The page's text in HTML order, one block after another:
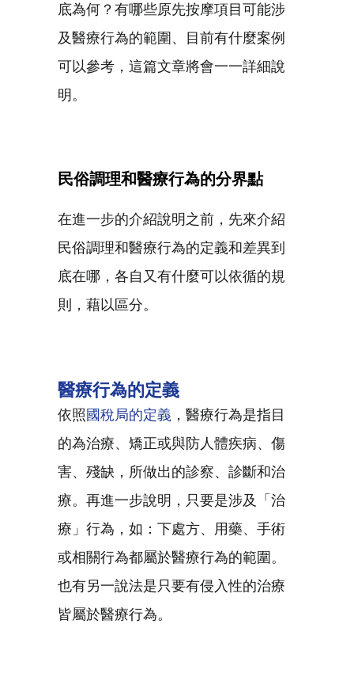
底為何？有哪些原先按摩項目可能涉
及醫療行為的範圍、目前有什麼案例
可以參考，這篇文章將會一一詳細說
明。
民俗調理和醫療行為的分界點
在進一步的介紹說明之前，先來介紹
民俗調理和醫療行為的定義和差異到
底在哪，各自又有什麼可以依循的規
則，藉以區分。
醫療行為的定義
依照國稅局的定義 ，醫療行為是指目
的為治療、矯正或與防人體疾病、傷
害、殘缺，所做出的診察、診斷和治
療。再進一步說明，只要是涉及「治
療」行為，如：下處方、用藥、手術
或相關行為都屬於醫療行為的範圍。
也有另一說法是只要有侵入性的治療
皆屬於醫療行為。